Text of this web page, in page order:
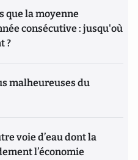
que la moyenne
consécutive : jusqu'où
?
malheureuses du
voie d’eau dont la
l’économie